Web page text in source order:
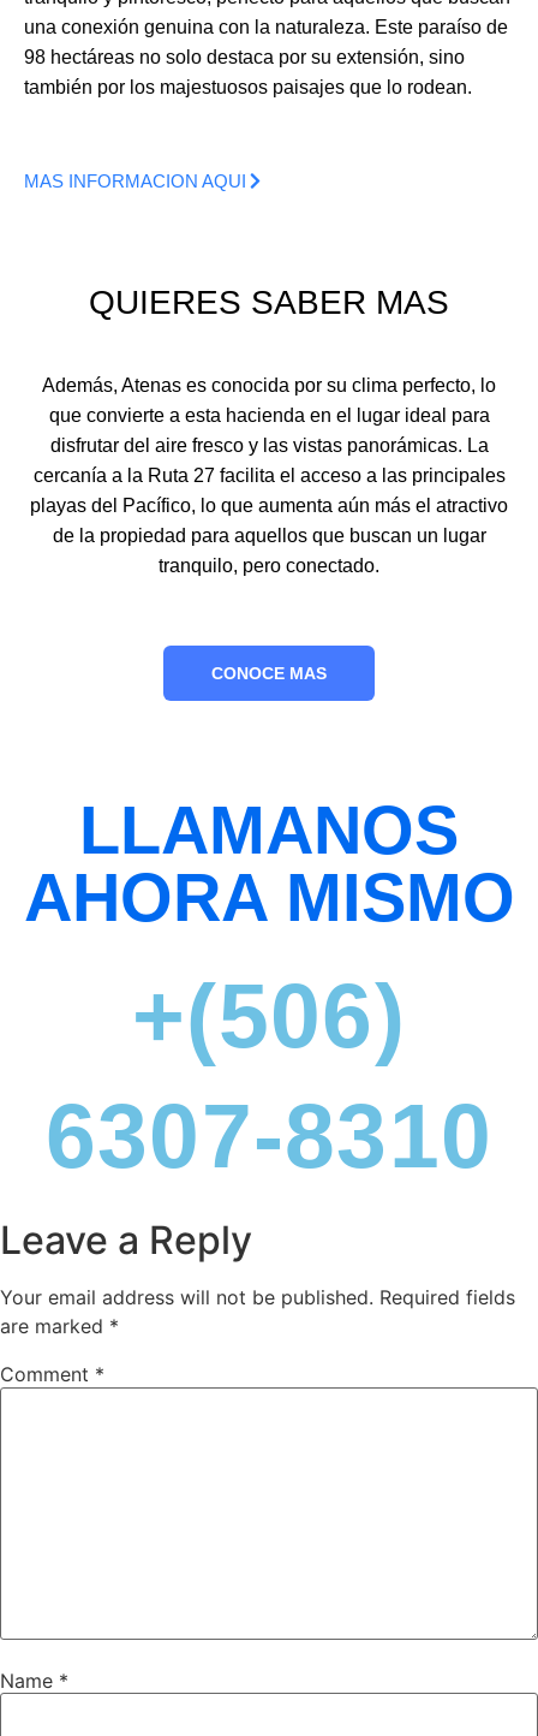
una conexión genuina con la naturaleza. Este paraíso de
98 hectáreas no solo destaca por su extensión, sino
también por los majestuosos paisajes que lo rodean.
MAS INFORMACION AQUI
QUIERES SABER MAS
Además, Atenas es conocida por su clima perfecto, lo
que convierte a esta hacienda en el lugar ideal para
disfrutar del aire fresco y las vistas panorámicas. La
cercanía a la Ruta 27 facilita el acceso a las principales
playas del Pacífico, lo que aumenta aún más el atractivo
de la propiedad para aquellos que buscan un lugar
tranquilo, pero conectado.
CONOCE MAS
LLAMANOS
AHORA MISMO
+(506)
6307-8310
Leave a Reply
Your email address will not be published. Required fields
are marked *
Comment *
Name *